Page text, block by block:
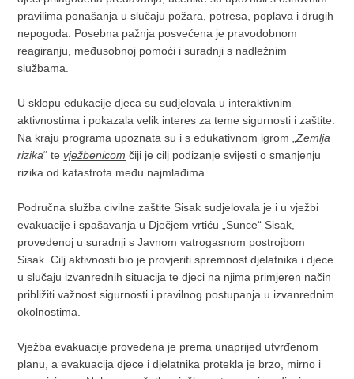
pravilima ponašanja u slučaju požara, potresa, poplava i drugih
nepogoda. Posebna pažnja posvećena je pravodobnom
reagiranju, međusobnoj pomoći i suradnji s nadležnim
službama.
U sklopu edukacije djeca su sudjelovala u interaktivnim
aktivnostima i pokazala velik interes za teme sigurnosti i zaštite.
Na kraju programa upoznata su i s edukativnom igrom „Zemlja
rizika“ tevježbenicom čiji je cilj podizanje svijesti o smanjenju
rizika od katastrofa među najmlađima.
Područna služba civilne zaštite Sisak sudjelovala je i u vježbi
evakuacije i spašavanja u Dječjem vrtiću „Sunce“ Sisak,
provedenoj u suradnji s Javnom vatrogasnom postrojbom
Sisak. Cilj aktivnosti bio je provjeriti spremnost djelatnika i djece
u slučaju izvanrednih situacija te djeci na njima primjeren način
približiti važnost sigurnosti i pravilnog postupanja u izvanrednim
okolnostima.
Vježba evakuacije provedena je prema unaprijed utvrđenom
planu, a evakuacija djece i djelatnika protekla je brzo, mirno i